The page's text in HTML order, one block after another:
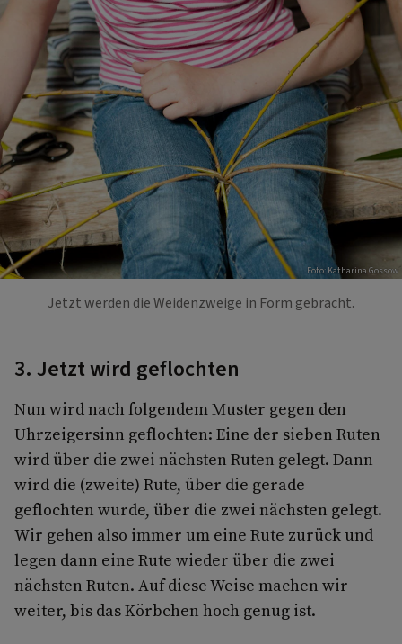
Foto: Katharina Gossow
Jetzt werden die Weidenzweige in Form gebracht.
3. Jetzt wird geflochten
Nun wird nach folgendem Muster gegen den
Uhrzeigersinn geflochten: Eine der sieben Ruten
wird über die zwei nächsten Ruten gelegt. Dann
wird die (zweite) Rute, über die gerade
geflochten wurde, über die zwei nächsten gelegt.
Wir gehen also immer um eine Rute zurück und
legen dann eine Rute wieder über die zwei
nächsten Ruten. Auf diese Weise machen wir
weiter, bis das Körbchen hoch genug ist.